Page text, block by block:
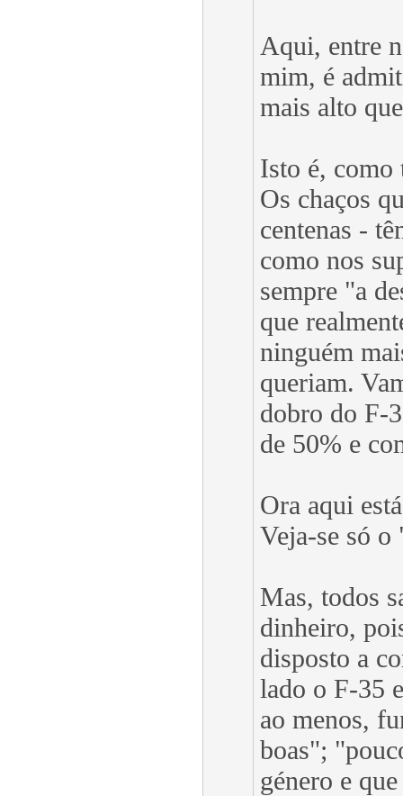
Aqui, entre
mim, é
mais alto
Isto é, como
Os chaços
centenas -
como nos
sempre "a
que
ninguém
queriam.
dobro do F-
de 50% e
Ora aqui
Veja-se só
Mas, todos
dinheiro,
disposto a
lado o F-35
ao menos,
boas";
género e